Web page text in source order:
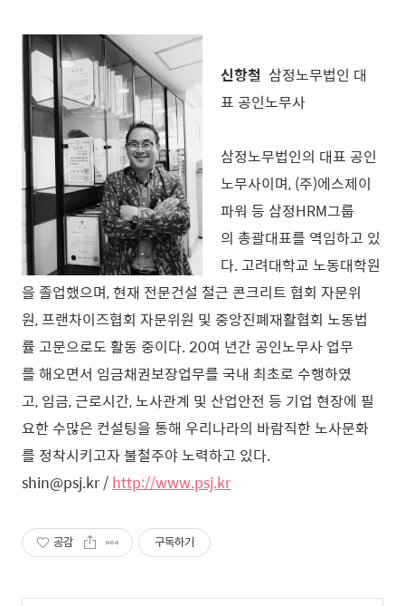
신항철 삼정노무법인 대
표 공인노무사
삼정노무법인의 대표 공인
노무사이며, (주)에스제이
파워 등 삼정HRM그룹
의 총괄대표를 역임하고 있
다. 고려대학교 노동대학원
을 졸업했으며, 현재 전문건설 철근 콘크리트 협회 자문위
원, 프랜차이즈협회 자문위원 및 중앙진폐재활협회 노동법
률 고문으로도 활동 중이다. 20여 년간 공인노무사 업무
를 해오면서 임금채권보장업무를 국내 최초로 수행하였
고, 임금, 근로시간, 노사관계 및 산업안전 등 기업 현장에 필
요한 수많은 컨설팅을 통해 우리나라의 바람직한 노사문화
를 정착시키고자 불철주야 노력하고 있다.
shin@psj.kr / http://www.psj.kr
공감 구독하기